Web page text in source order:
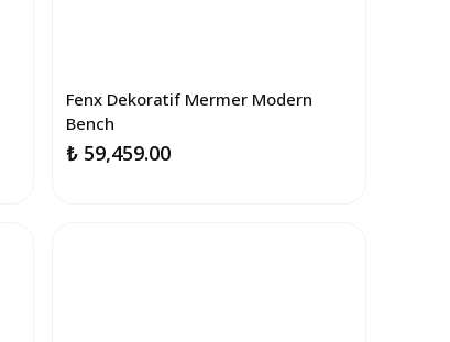
Fenx Dekoratif Mermer Modern
Bench
₺ 59,459.00